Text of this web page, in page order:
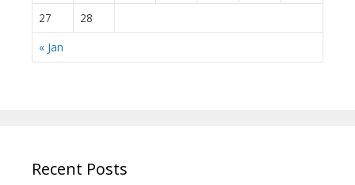
« Jan
27
28
Recent Posts